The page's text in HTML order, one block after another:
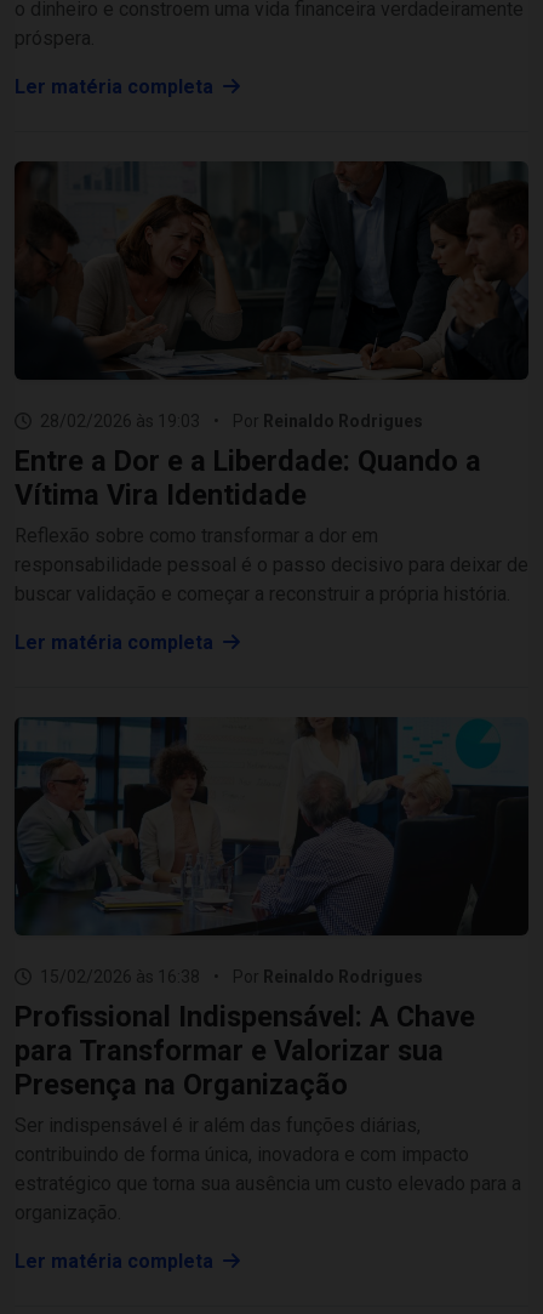
o dinheiro e constroem uma vida financeira verdadeiramente
próspera.
Ler matéria completa
28/02/2026 às 19:03 • Por Reinaldo Rodrigues
Entre a Dor e a Liberdade: Quando a
Vítima Vira Identidade
Reflexão sobre como transformar a dor em
responsabilidade pessoal é o passo decisivo para deixar de
buscar validação e começar a reconstruir a própria história.
Ler matéria completa
15/02/2026 às 16:38 • Por Reinaldo Rodrigues
Profissional Indispensável: A Chave
para Transformar e Valorizar sua
Presença na Organização
Ser indispensável é ir além das funções diárias,
contribuindo de forma única, inovadora e com impacto
estratégico que torna sua ausência um custo elevado para a
organização.
Ler matéria completa